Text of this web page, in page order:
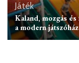
Játék
Kaland, mozgás
a modern